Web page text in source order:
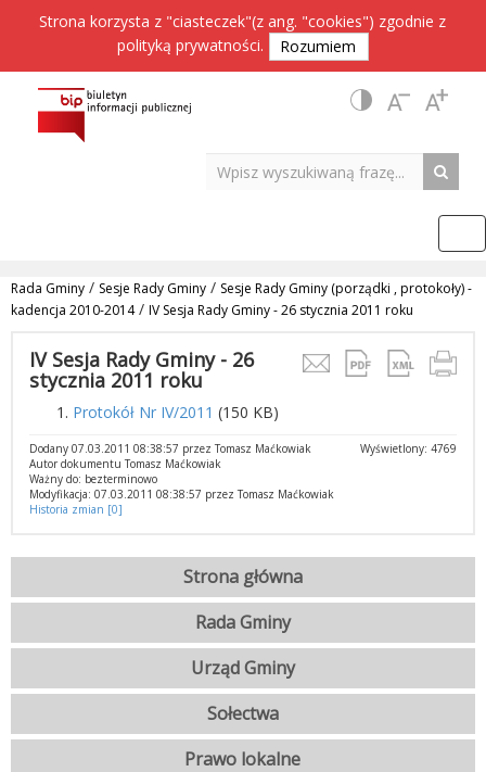
Strona korzysta z "ciasteczek"(z ang. "cookies") zgodnie z
polityką prywatności. Rozumiem
Rada Gminy / Sesje Rady Gminy / Sesje Rady Gminy (porządki , protokoły) -
kadencja 2010-2014/ IV Sesja Rady Gminy - 26 stycznia 2011 roku
IV Sesja Rady Gminy - 26
stycznia 2011 roku
Protokół Nr IV/2011 (150 KB)
Wyświetlony: 4769
Dodany 07.03.2011 08:38:57 przez Tomasz Maćkowiak
Autor dokumentu Tomasz Maćkowiak
Ważny do: bezterminowo
Modyfikacja: 07.03.2011 08:38:57 przez Tomasz Maćkowiak
Historia zmian [0]
Strona główna
Rada Gminy
Urząd Gminy
Sołectwa
Prawo lokalne